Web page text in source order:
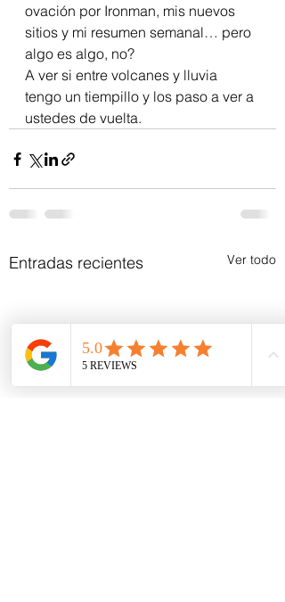
ovación por Ironman, mis nuevos
sitios y mi resumen semanal… pero
algo es algo, no?
A ver si entre volcanes y lluvia
tengo un tiempillo y los paso a ver a
ustedes de vuelta.
Entradas recientes Ver todo